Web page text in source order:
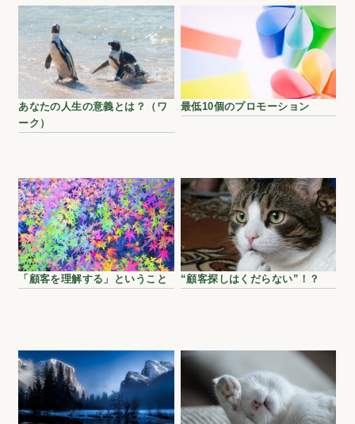
あなたの人生の意義とは？（ワ
ーク）
最低10個のプロモーション
「顧客を理解する」ということ “顧客探しはくだらない”！？